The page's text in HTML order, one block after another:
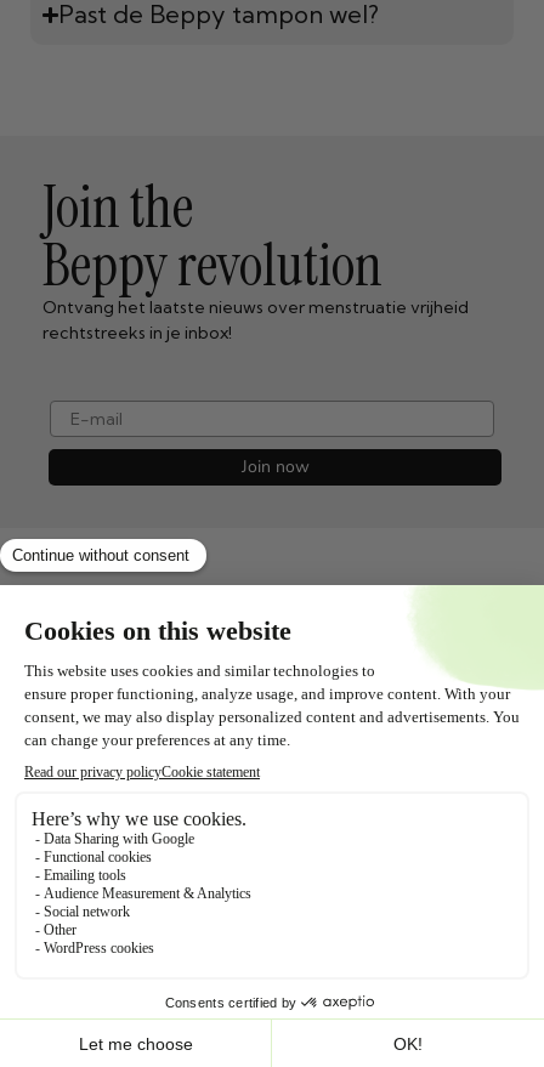
Past de Beppy tampon wel?
Toevoegen aan winkelwagen
Join the
Beppy revolution
Ontvang het laatste nieuws over menstruatie vrijheid
rechtstreeks in je inbox!
e-mail
Join now
Shopservice
Alles over
Contact
Volg ons!
© Beppy Privacyverklaring